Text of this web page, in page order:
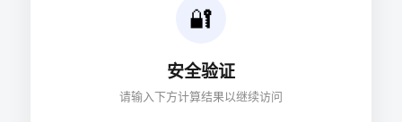
🔐
安全验证
请输入下方计算结果以继续访问